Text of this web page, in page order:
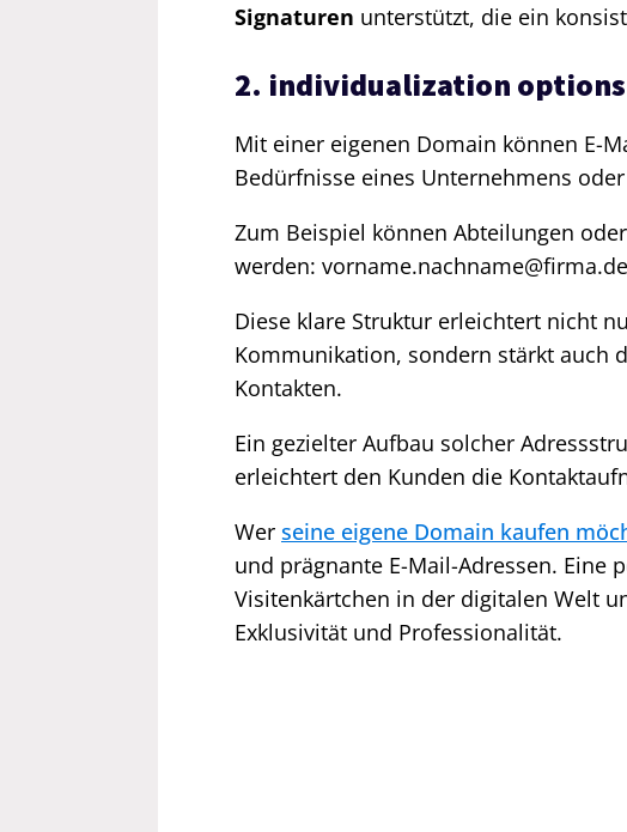
Signaturen unterstützt, die ein
2. individualization
Mit einer eigenen Domain können E-
Bedürfnisse eines Unternehmens
Zum Beispiel können Abteilungen
werden:
Diese klare Struktur erleichtert nicht
Kommunikation, sondern stärkt auch
Kontakten.
Ein gezielter Aufbau solcher
erleichtert den Kunden die
Wer seine eigene Domain kaufen
und prägnante E-Mail-Adressen. Eine
Visitenkärtchen in der digitalen Welt
Exklusivität und Professionalität.